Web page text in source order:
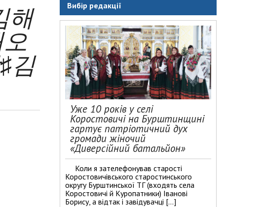
해
김
Вибір редакції
Уже 10 років у селі
Коростовичі на Бурштинщині
гартує патріотичний дух
громади жіночий
«Диверсійний батальйон»
Коли я зателефонував старості
Коростовичівського старостинського
округу Бурштинської ТГ (входять села
Коростовичі й Куропатники) Іванові
Борису, а відтак і завідувачці […]